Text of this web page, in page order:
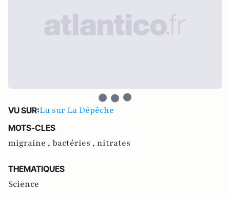
VU SUR:Lu sur La Dépêche
MOTS-CLES
migraine , bactéries , nitrates
THEMATIQUES
Science